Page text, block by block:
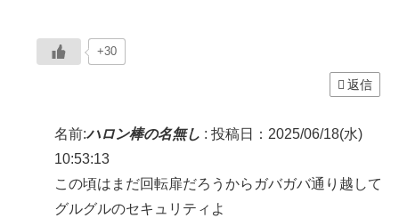
+30
返信
名前:ハロン棒の名無し : 投稿日：2025/06/18(水)
10:53:13
この頃はまだ回転扉だろうからガバガバ通り越して
グルグルのセキュリティよ